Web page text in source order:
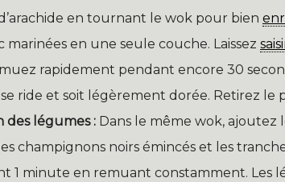
d’arachide en tournant le wok pour bien
marinées en une seule couche. Laissez
rapidement pendant encore 30
ride et soit légèrement dorée. Retirez le
des légumes : Dans le même wok, ajoutez
champignons noirs émincés et les
1 minute en remuant constamment. Les